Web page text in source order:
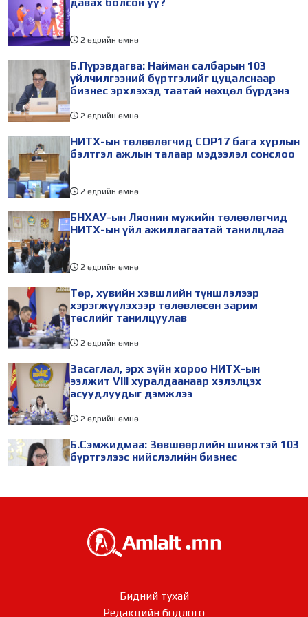
2 өдрийн өмнө
Б.Пүрэвдагва: Найман салбарын 103
үйлчилгээний бүртгэлийг цуцалснаар
бизнес эрхлэхэд таатай нөхцөл бүрдэнэ
2 өдрийн өмнө
НИТХ-ын төлөөлөгчид COP17 бага хурлын
бэлтгэл ажлын талаар мэдээлэл сонслоо
2 өдрийн өмнө
БНХАУ-ын Ляонин мужийн төлөөлөгчид
НИТХ-ын үйл ажиллагаатай танилцлаа
2 өдрийн өмнө
Төр, хувийн хэвшлийн түншлэлээр
хэрэгжүүлэхээр төлөвлөсөн зарим
төслийг танилцуулав
2 өдрийн өмнө
Засаглал, эрх зүйн хороо НИТХ-ын
ээлжит VIII хуралдаанаар хэлэлцэх
асуудлуудыг дэмжлээ
2 өдрийн өмнө
Б.Сэмжидмаа: Зөвшөөрлийн шинжтэй 103
бүртгэлээс нийслэлийн бизнес
эрхлэгчдийг чөлөөллөө
төсвийн талаарх ерөнхий хяналтын
сонсгол зохион байгуулсан байна
УИХ-ын дарга С.Бямбацогт төрийг
төлөөлөн Сутай хайрхны тэнгэрийг тахих
Бидний тухай
Редакцийн бодлого​​​​​​​